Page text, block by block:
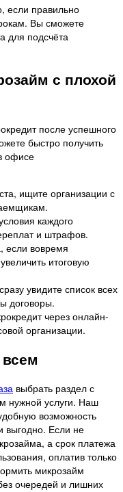
если правильно
Вы сможете
для подсчёта
с плохой
после успешного
быстро получить
офисе
ищите организации с
каждого
и штрафов.
если вовремя
итоговую
увидите список всех
договоры.
через онлайн-
организации.
выбрать раздел с
нужной услуги. Наш
возможность
выгодно. Если не
а срок платежа
оплатив только
микрозайм
очередей и лишних